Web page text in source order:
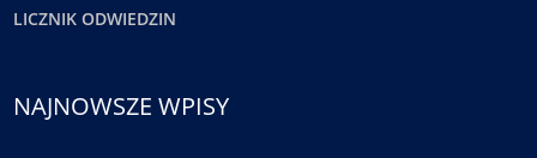
LICZNIK ODWIEDZIN
NAJNOWSZE WPISY